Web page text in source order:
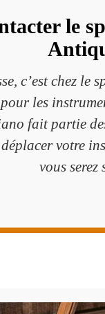
le
c’est chez
les
fait partie
votre
vous serez